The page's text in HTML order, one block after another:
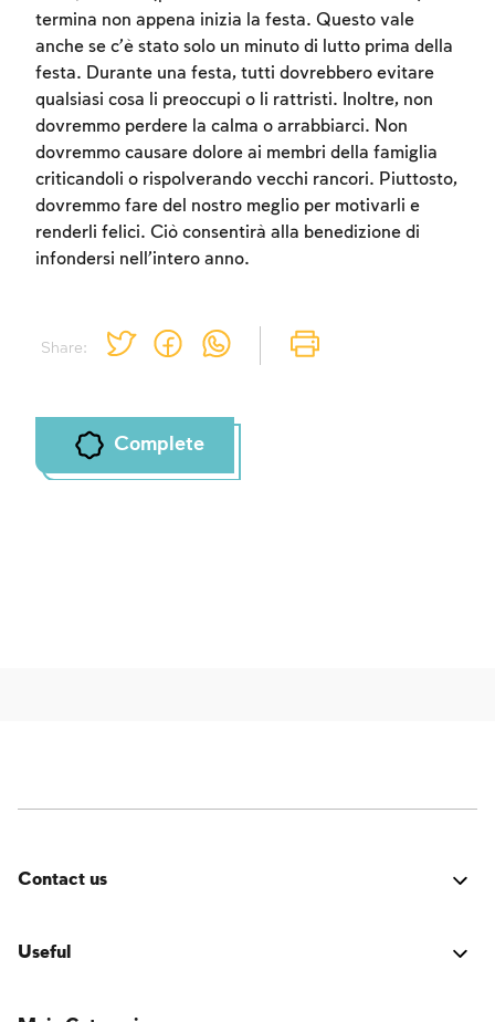
Share:
termina non appena inizia la festa. Questo vale
anche se c’è stato solo un minuto di lutto prima della
festa. Durante una festa, tutti dovrebbero evitare
qualsiasi cosa li preoccupi o li rattristi. Inoltre, non
dovremmo perdere la calma o arrabbiarci. Non
dovremmo causare dolore ai membri della famiglia
criticandoli o rispolverando vecchi rancori. Piuttosto,
dovremmo fare del nostro meglio per motivarli e
renderli felici. Ciò consentirà alla benedizione di
infondersi nell’intero anno.
Complete
Sign up
Contact us
Useful